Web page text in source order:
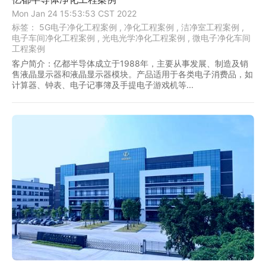
Mon Jan 24 15:53:53 CST 2022
标签： 5G电子净化工程案例 , 净化工程案例 , 洁净室工程案例 ,
电子车间净化工程案例 , 光电光学净化工程案例 , 微电子净化车间
工程案例
客户简介：亿都半导体成立于1988年，主要从事发展、制造及销
售液晶显示器和液晶显示器模块。产品适用于各类电子消费品，如
计算器、钟表、电子记事簿及手提电子游戏机等...